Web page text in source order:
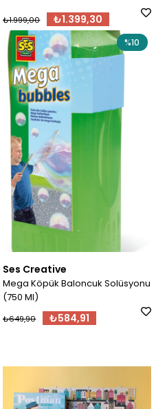
₺1.399,30
₺1.999,00
Ses Creative
Mega Köpük Baloncuk Solüsyonu
(750 Ml)
₺584,91
₺649,90
%10